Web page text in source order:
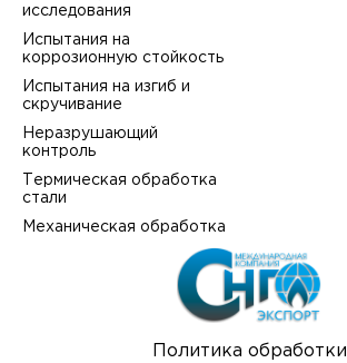
Политика обработки
исследования
Испытания на
коррозионную стойкость
Испытания на изгиб и
скручивание
Неразрушающий
контроль
Термическая обработка
стали
Механическая обработка